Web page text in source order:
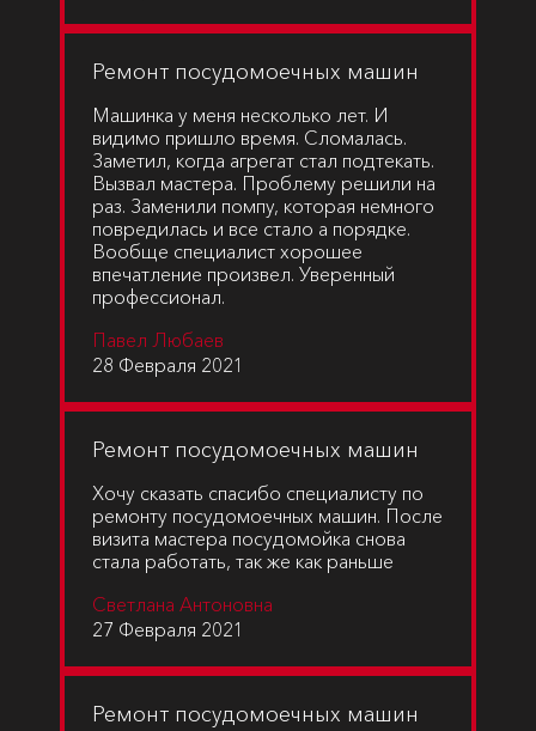
Ремонт посудомоечных машин
Машинка у меня несколько лет. И
видимо пришло время. Сломалась.
Заметил, когда агрегат стал подтекать.
Вызвал мастера. Проблему решили на
раз. Заменили помпу, которая немного
повредилась и все стало а порядке.
Вообще специалист хорошее
впечатление произвел. Уверенный
профессионал.
Павел Любаев
28 Февраля 2021
Ремонт посудомоечных машин
Хочу сказать спасибо специалисту по
ремонту посудомоечных машин. После
визита мастера посудомойка снова
стала работать, так же как раньше
Светлана Антоновна
27 Февраля 2021
Ремонт посудомоечных машин